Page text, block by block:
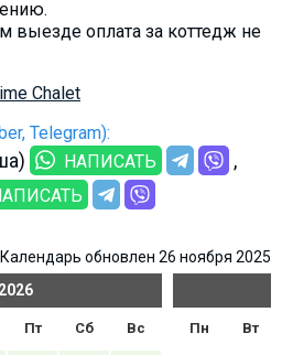
выезде оплата за коттедж не
Chalet
Telegram):
НАПИСАТЬ
Календарь обновлен 26 ноября 2025
2026
Пт Сб Вс Пн Вт